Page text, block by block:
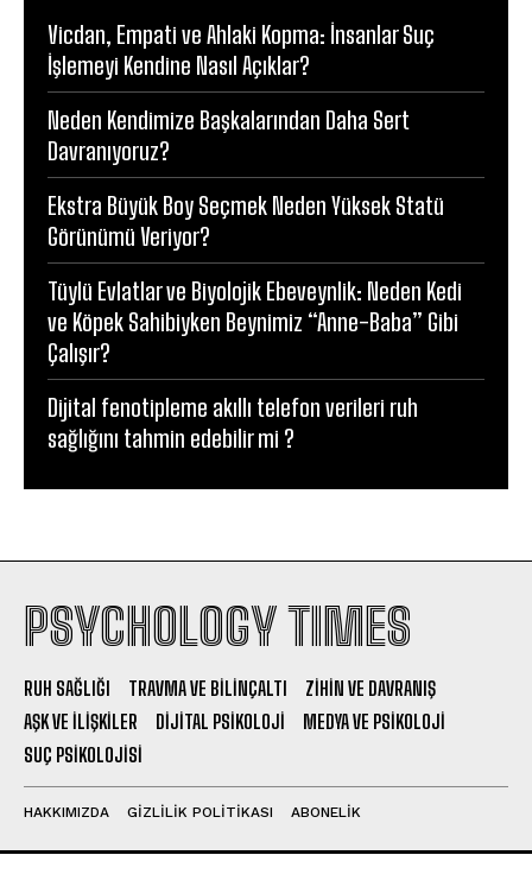
Vicdan, Empati ve Ahlaki Kopma: İnsanlar Suç
İşlemeyi Kendine Nasıl Açıklar?
Neden Kendimize Başkalarından Daha Sert
Davranıyoruz?
Ekstra Büyük Boy Seçmek Neden Yüksek Statü
Görünümü Veriyor?
Tüylü Evlatlar ve Biyolojik Ebeveynlik: Neden Kedi
ve Köpek Sahibiyken Beynimiz “Anne-Baba” Gibi
Çalışır?
Dijital fenotipleme akıllı telefon verileri ruh
sağlığını tahmin edebilir mi ?
PSYCHOLOGY TIMES
RUH SAĞLIĞI TRAVMA VE BILINÇALTI
ZIHIN VE DAVRANIŞ
AŞK VE İLIŞKILER
DIJITAL PSIKOLOJI
MEDYA VE PSIKOLOJI
SUÇ PSIKOLOJISI
HAKKIMIZDA GIZLILIK POLITIKASI ABONELIK